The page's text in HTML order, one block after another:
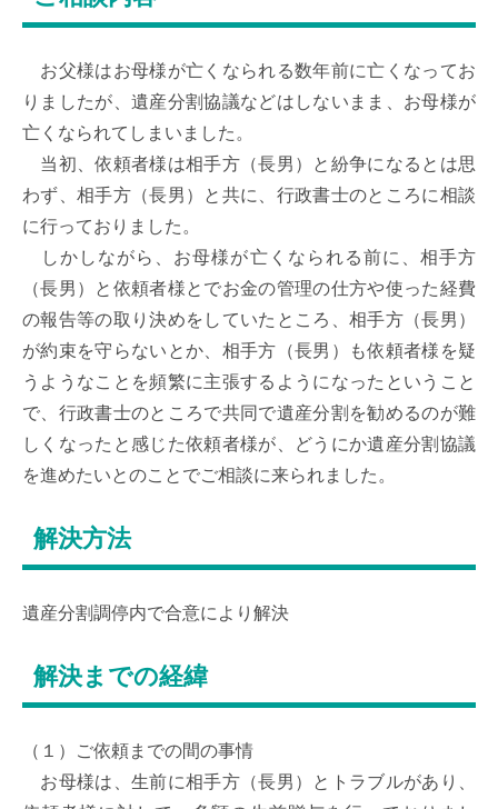
お父様はお母様が亡くなられる数年前に亡くなってお
りましたが、遺産分割協議などはしないまま、お母様が
亡くなられてしまいました。
当初、依頼者様は相手方（長男）と紛争になるとは思
わず、相手方（長男）と共に、行政書士のところに相談
に行っておりました。
しかしながら、お母様が亡くなられる前に、相手方
（長男）と依頼者様とでお金の管理の仕方や使った経費
の報告等の取り決めをしていたところ、相手方（長男）
が約束を守らないとか、相手方（長男）も依頼者様を疑
うようなことを頻繁に主張するようになったということ
で、行政書士のところで共同で遺産分割を勧めるのが難
しくなったと感じた依頼者様が、どうにか遺産分割協議
を進めたいとのことでご相談に来られました。
解決方法
遺産分割調停内で合意により解決
解決までの経緯
（１）ご依頼までの間の事情
お母様は、生前に相手方（長男）とトラブルがあり、